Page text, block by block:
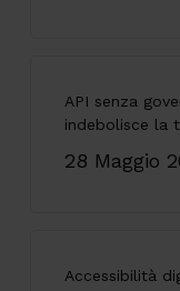
API senza
indebolisce la
28 Maggio
Accessibilità